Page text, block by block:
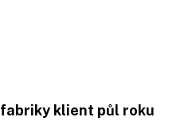
klient půl roku